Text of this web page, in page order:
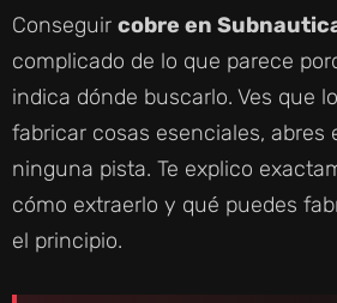
Conseguir cobre en
complicado de lo que parece
indica dónde buscarlo. Ves que
fabricar cosas esenciales, abres
ninguna pista. Te explico
cómo extraerlo y qué puedes
el principio.